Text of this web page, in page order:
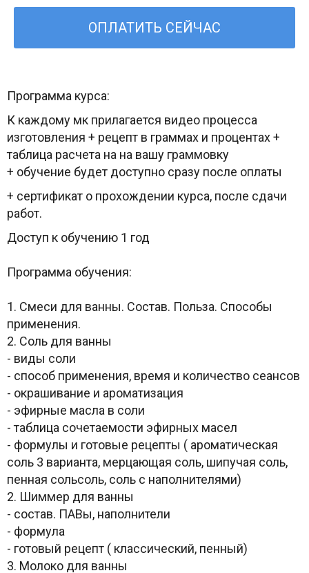
ОПЛАТИТЬ СЕЙЧАС
Программа курса:
К каждому мк прилагается видео процесса
изготовления + рецепт в граммах и процентах +
таблица расчета на на вашу граммовку
+ обучение будет доступно сразу после оплаты
+ сертификат о прохождении курса, после сдачи
работ.
Доступ к обучению 1 год
Программа обучения:
1. Смеси для ванны. Состав. Польза. Способы
применения.
2. Соль для ванны
- виды соли
- способ применения, время и количество сеансов
- окрашивание и ароматизация
- эфирные масла в соли
- таблица сочетаемости эфирных масел
- формулы и готовые рецепты ( ароматическая
соль 3 варианта, мерцающая соль, шипучая соль,
пенная сольсоль, соль с наполнителями)
2. Шиммер для ванны
- состав. ПАВы, наполнители
- формула
- готовый рецепт ( классический, пенный)
3. Молоко для ванны